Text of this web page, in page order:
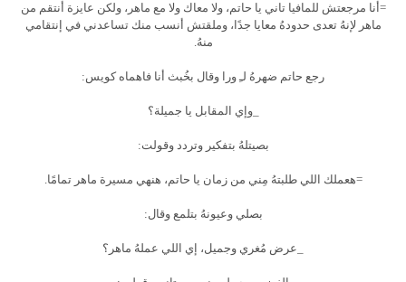
=أنا مرجعتش للمافيا تاني يا حاتم، ولا معاك ولا مع ماهر، ولكن عايزة أنتقم من
ماهر لإنهُ تعدى حدودهُ معايا جدًا، وملقتش أنسب منك تساعدني في إنتقامي
منهُ.
رجع حاتم ضهرهُ لـِ ورا وقال بخُبث أنا فاهماه كويس:
_وإي المقابل يا جميلة؟
بصيتلهُ بتفكير وتردد وقولت:
=هعملك اللي طلبتهُ مِني من زمان يا حاتم، هنهي مسيرة ماهر تمامًا.
بصلي وعيونهُ بتلمع وقال:
_عرض مُغري وجميل، إي اللي عملهُ ماهر؟